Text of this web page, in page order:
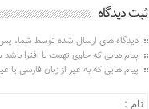
ثبت دیدگاه
دیدگاه های ارسال شده توسط شما،
پیام هایی که حاوی تهمت یا افترا
پیام هایی که به غیر از زبان فارسی